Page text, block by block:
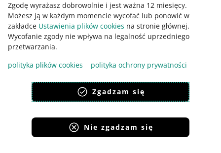
Zgodę wyrażasz dobrowolnie i jest ważna 12 miesięcy.
Możesz ją w każdym momencie wycofać lub ponowić w
zakładce Ustawienia plików cookies na stronie głównej.
Wycofanie zgody nie wpływa na legalność uprzedniego
przetwarzania.
polityka plików cookies
polityka ochrony prywatności
Zgadzam się
Nie zgadzam się
011: Optymalizacja i automatyzacja w
sprzedaży internetowej - Wojciech
Małagocki
internetowej - Arkadiusz Kawa
PODCAST
Tomasz Saulewicz
Ta strona jest też dostępna w innych językach
wygląd:
Serwisy Grupy Allegro